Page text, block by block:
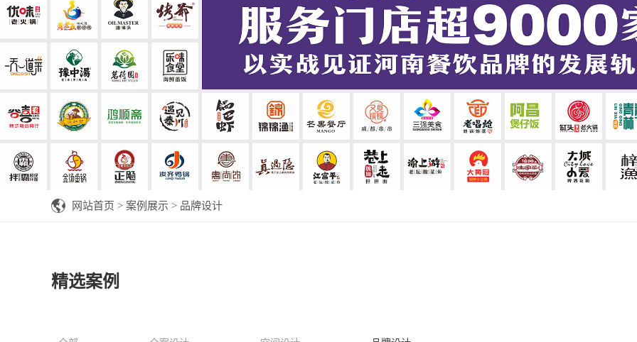
网站首页 > 案例展示 > 品牌设计
精选案例